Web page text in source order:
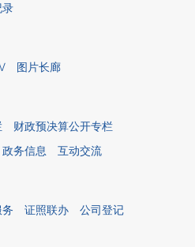
录
图片长廊
财政预决算公开专栏
政务信息 互动交流
证照联办
公司登记